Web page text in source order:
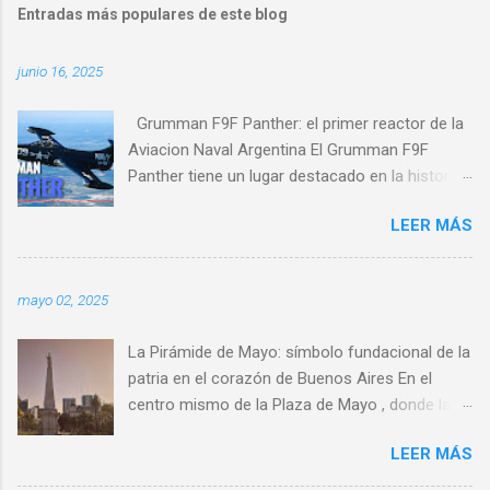
Entradas más populares de este blog
junio 16, 2025
Grumman F9F Panther: el primer reactor de la
Aviacion Naval Argentina El Grumman F9F
Panther tiene un lugar destacado en la historia
posguerra, cuando el auge de los reactores
comenzó a dejar atrás a los veteranos
cobertura tanto aire-aire como aire-tierra en el
nuevo entorno de combate de la década de
1950. Este aparato monomotor, de alas rectas
morro, entró en servicio en 1949 en la US Navy.
LEER MÁS
mayo 02, 2025
La Pirámide de Mayo: símbolo fundacional de la
patria en el corazón de Buenos Aires En el
centro mismo de la Plaza de Mayo , donde late
profundamente significativo: la Pirámide de
LEER MÁS